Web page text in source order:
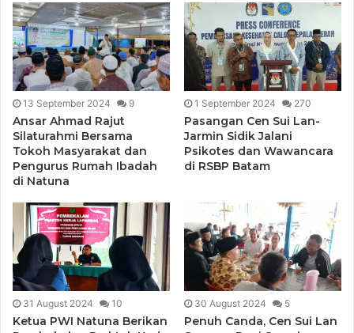
13 September 2024 9
Ansar Ahmad Rajut
Silaturahmi Bersama
Tokoh Masyarakat dan
Pengurus Rumah Ibadah
di Natuna
1 September 2024 270
Pasangan Cen Sui Lan-
Jarmin Sidik Jalani
Psikotes dan Wawancara
di RSBP Batam
31 August 2024 10
Ketua PWI Natuna Berikan
30 August 2024 5
Penuh Canda, Cen Sui Lan